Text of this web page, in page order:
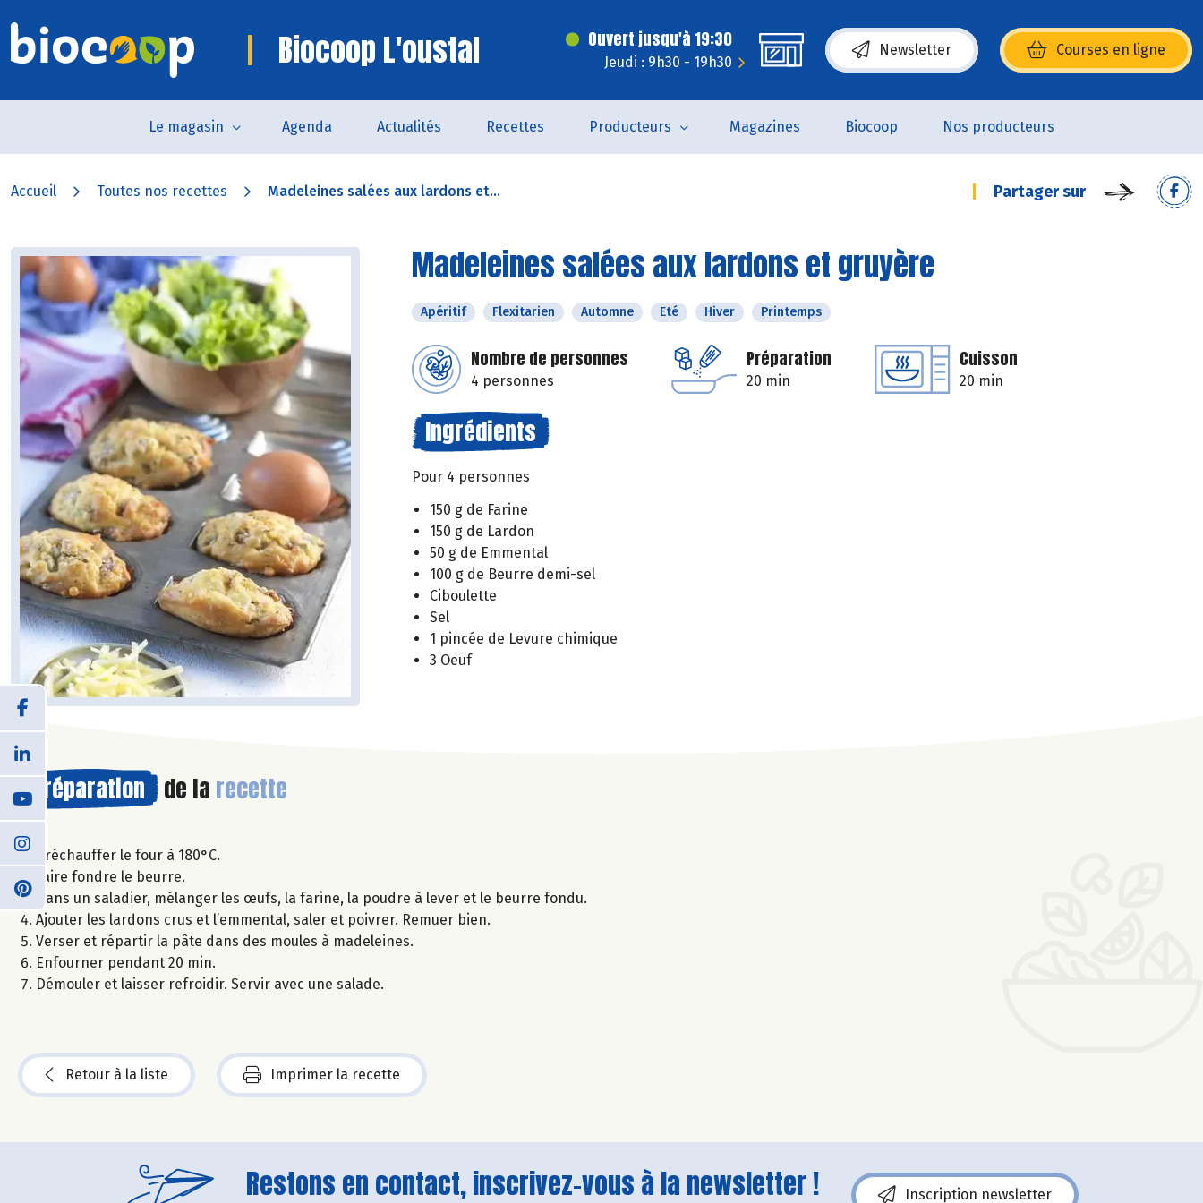
Biocoop L'oustal Ouvert jusqu'à 19:30
Jeudi : 9h30 - 19h30
Newsletter Courses en ligne
(s’ouvre dans une nouvelle fenêtre)
Le magasin Agenda Actualités Recettes Producteurs Magazines Biocoop Nos producteurs
Accueil Toutes nos recettes Madeleines salées aux lardons et... Partager sur
Madeleines salées aux lardons et gruyère
Apéritif Flexitarien Automne Eté Hiver Printemps
Nombre de personnes
4 personnes
Préparation
20 min
Cuisson
20 min
Ingrédients
Pour 4 personnes
150 g de Farine
150 g de Lardon
50 g de Emmental
100 g de Beurre demi-sel
Ciboulette
Sel
1 pincée de Levure chimique
3 Oeuf
Préparation de la recette
Préchauffer le four à 180°C.
Faire fondre le beurre.
Dans un saladier, mélanger les œufs, la farine, la poudre à lever et le beurre fondu.
Ajouter les lardons crus et l’emmental, saler et poivrer. Remuer bien.
Verser et répartir la pâte dans des moules à madeleines.
Enfourner pendant 20 min.
Démouler et laisser refroidir. Servir avec une salade.
Retour à la liste Imprimer la recette
Restons en contact, inscrivez-vous à la newsletter ! Inscription newsletter